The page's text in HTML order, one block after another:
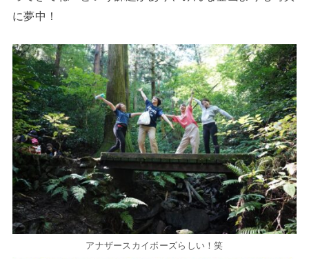
に夢中！
アナザースカイボーズらしい！笑